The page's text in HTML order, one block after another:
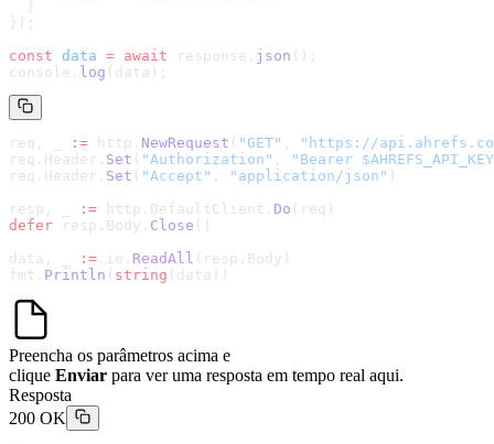
  }
});
const data = await response. json ();
console. log (data);
req, _ := http. NewRequest ( "GET" , " https://
req.Header. Set ( "Authorization" ,
"Bearer
req.Header. Set ( "Accept" , "application/json" )
resp, _
:= http.DefaultClient. Do (req)
defer resp.Body. Close ()
data, _
:= io. ReadAll (resp.Body)
fmt. Println ( string (data))
Preencha os parâmetros acima e
clique Enviar para ver uma resposta em tempo real aqui.
Resposta
200 OK